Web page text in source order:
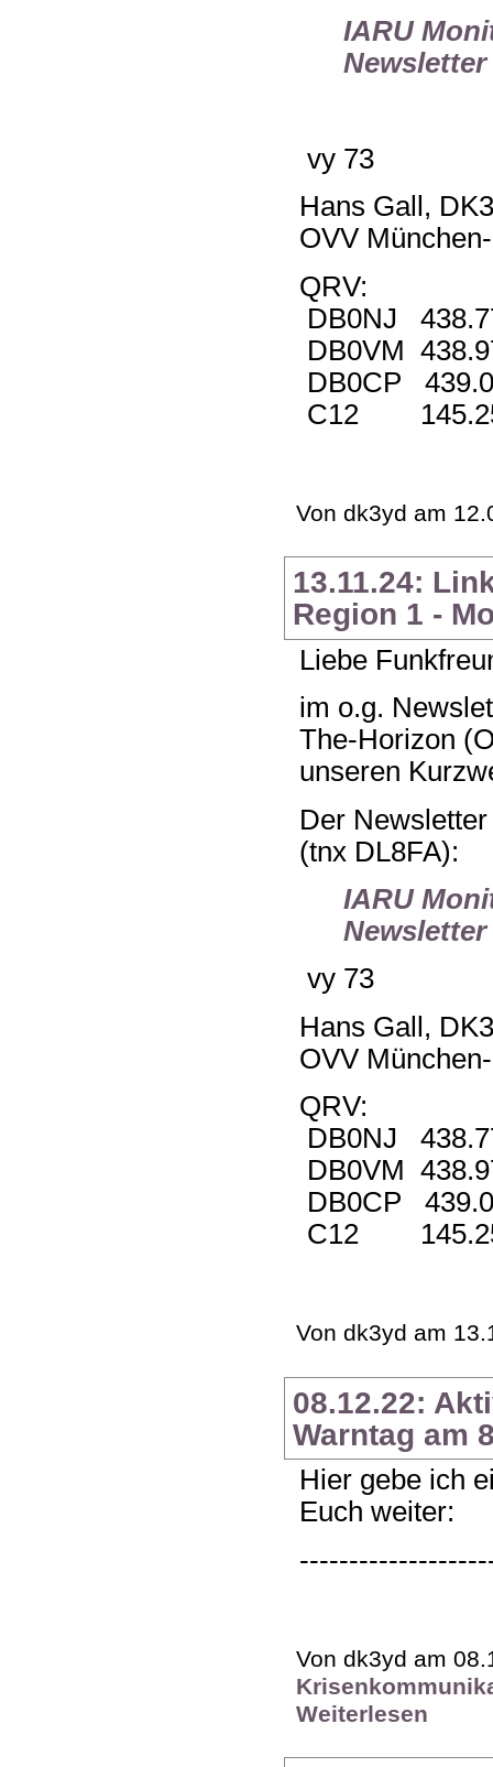
IARU
Newsletter
vy 73
Hans Gall,
OVV
QRV:
DB0NJ
DB0VM
DB0CP
C12
Von dk3yd am
13.11.24:
Region 1 -
Liebe
im o.g.
The-Horizon
unseren
Der
(tnx DL8FA):
IARU
Newsletter
vy 73
Hans Gall,
OVV
QRV:
DB0NJ
DB0VM
DB0CP
C12
Von dk3yd am
08.12.22:
Warntag am
Hier gebe ich
Euch weiter:
Von dk3yd am
Weiterlesen